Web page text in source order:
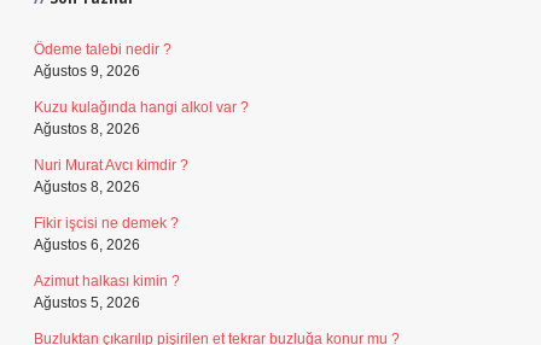
Ödeme talebi nedir ?
Ağustos 9, 2026
Kuzu kulağında hangi alkol var ?
Ağustos 8, 2026
Nuri Murat Avcı kimdir ?
Ağustos 8, 2026
Fikir işcisi ne demek ?
Ağustos 6, 2026
Azimut halkası kimin ?
Ağustos 5, 2026
Buzluktan çıkarılıp pişirilen et tekrar buzluğa konur mu ?